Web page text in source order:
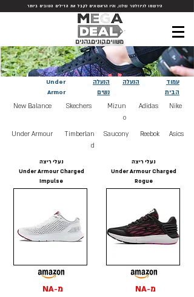
הירשמו לניוזלטר שלנו, והיו הראשונים לקבל את הדילים הטובים ביותר
משווים.קונים.נהנים
Under
Armor
הנעלה
נשים
הנעלה
עמוד
הבית
New Balance
Under Armour
Skechers
Timberlan
d
Mizun
o
Saucony
Adidas
Reebok
Nike
Asics
נעלי ריצה
Under Armour Charged
Impulse
מ-NA
נעלי ריצה
Under Armour Charged
Rogue
מ-NA